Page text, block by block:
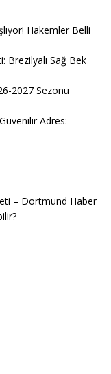
Hakemler Belli
Brezilyalı Sağ Bek
2027 Sezonu
Adres:
– Dortmund Haber